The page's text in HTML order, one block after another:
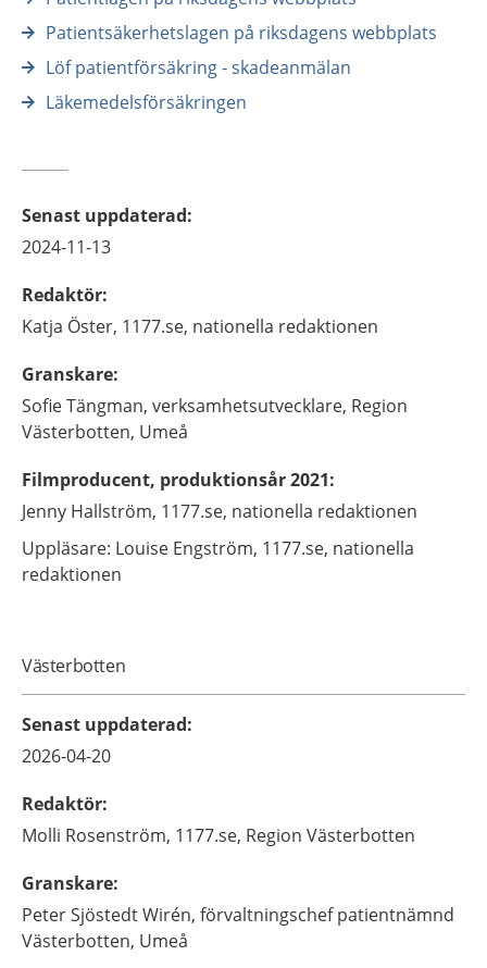
Patientsäkerhetslagen på riksdagens webbplats
Löf patientförsäkring - skadeanmälan
Läkemedelsförsäkringen
Senast uppdaterad:
2024-11-13
Redaktör:
Katja Öster, 1177.se, nationella redaktionen
Granskare:
SofieTängman, verksamhetsutvecklare, Region
Västerbotten, Umeå
Filmproducent, produktionsår 2021:
Jenny Hallström, 1177.se, nationella redaktionen
Uppläsare: Louise Engström, 1177.se, nationella
redaktionen
Västerbotten
Senast uppdaterad:
2026-04-20
Redaktör:
Molli Rosenström, 1177.se, Region Västerbotten
Granskare:
PeterSjöstedt Wirén, förvaltningschef patientnämnd
Västerbotten, Umeå